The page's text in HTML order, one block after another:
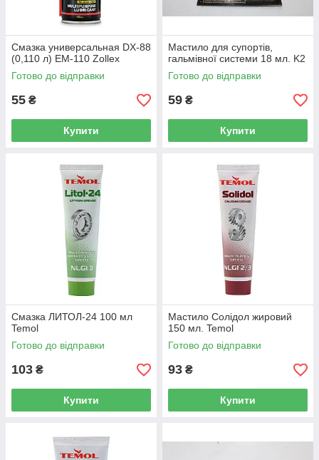
Смазка универсальная DX-88
(0,110 л) EM-110 Zollex
Готово до відправки
55 ₴
Купити
Мастило для супортів,
гальмівної системи 18 мл. K2
Готово до відправки
59 ₴
Купити
Смазка ЛИТОЛ-24 100 мл
Temol
Готово до відправки
103 ₴
Купити
Мастило Солідол жировий
150 мл. Temol
Готово до відправки
93 ₴
Купити